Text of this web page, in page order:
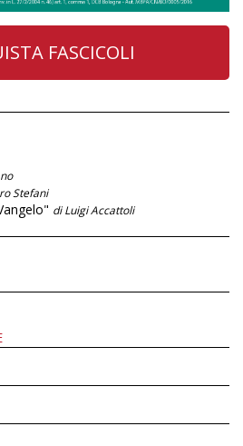
FASCICOLI
Stefani
di Luigi Accattoli